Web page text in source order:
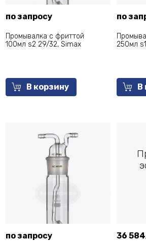
по запросу
Промывалка с фриттой
100мл s2 29/32, Simax
В корзину
по
250мл
В
по запросу 36